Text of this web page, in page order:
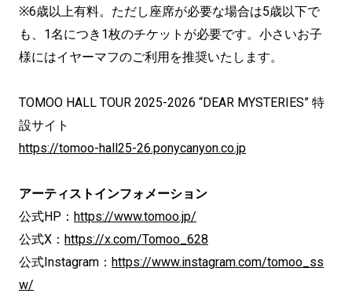
※6歳以上有料。ただし座席が必要な場合は5歳以下で
も、1名につき1枚のチケットが必要です。小さいお子
様にはイヤーマフのご利用を推奨いたします。
TOMOO HALL TOUR 2025-2026 “DEAR MYSTERIES” 特
設サイト
https://tomoo-hall25-26.ponycanyon.co.jp
アーティストインフォメーション
公式HP： https://www.tomoo.jp/
公式X： https://x.com/Tomoo_628
公式Instagram： https://www.instagram.com/tomoo_ss
w/